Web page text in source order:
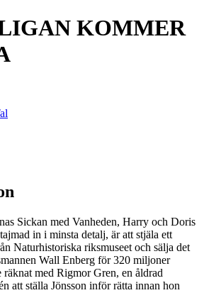
KOMMER
Sickan med Vanheden, Harry och Doris
in i minsta detalj, är att stjäla ett
Naturhistoriska riksmuseet och sälja det
Wall Enberg för 320 miljoner
med Rigmor Gren, en åldrad
att ställa Jönsson inför rätta innan hon